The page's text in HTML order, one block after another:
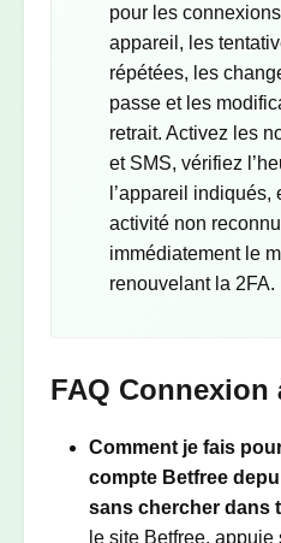
pour les
appareil, les
répétées, les
passe et les
retrait. Activez les
et SMS, vérifiez
l’appareil
activité non
immédiatement le
renouvelant la 2FA.
FAQ Connexion
Comment je fais
compte Betfree
sans chercher dans
le site Betfree,